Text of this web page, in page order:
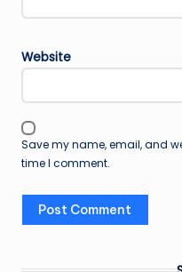
Website
Save my name, email, and
time I comment.